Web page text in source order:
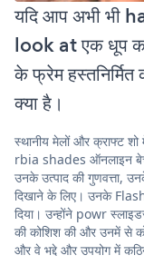
यदि आप अभी भी
look at एक धूप
के फ्रेम
क्या है।
स्थानीय मेलों और क्राफ्ट
rbia shades ऑनलाइन
उनके उत्पाद की गुणवत्ता,
दिखाने के लिए। उनके
दिया। उन्होंने powr
की कोशिश की और उनमें से
और वे भद्दे और उपयोग में